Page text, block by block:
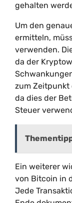
gehalten
Um den
ermitteln,
verwenden.
da der
zum Zeitpunkt
da dies der
Steuer
Ein weiterer
von Bitcoin in
Jede